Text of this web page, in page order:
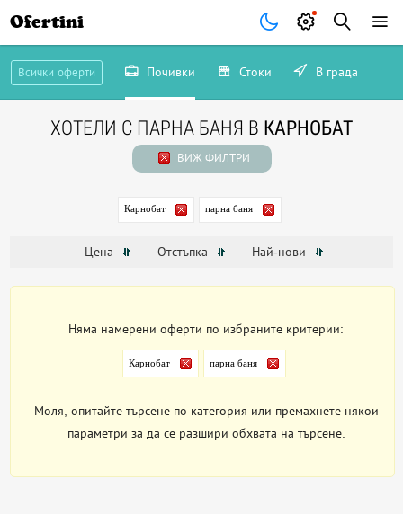
Ofertini
Всички оферти Почивки Стоки В града
ХОТЕЛИ С ПАРНА БАНЯ В КАРНОБАТ
ВИЖ ФИЛТРИ
Карнобат парна баня
Цена Отстъпка Най-нови
Няма намерени оферти по избраните критерии:
Карнобат парна баня
Моля, опитайте търсене по категория или премахнете някои
параметри за да се разшири обхвата на търсене.